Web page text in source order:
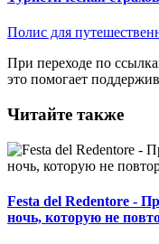
Полис для
При переходе по
это помогает
Читайте также
Festa del Redentore -
ночь, которую не